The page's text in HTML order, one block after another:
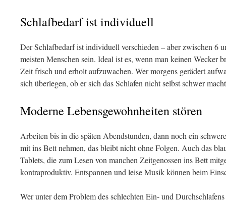
Schlafbedarf ist individuell
Der Schlafbedarf ist individuell verschieden – aber zwischen 6
meisten Menschen sein. Ideal ist es, wenn man keinen Wecker
Zeit frisch und erholt aufzuwachen. Wer morgens gerädert
sich überlegen, ob er sich das Schlafen nicht selbst schwer
Moderne Lebensgewohnheiten stören
Arbeiten bis in die späten Abendstunden, dann noch ein
mit ins Bett nehmen, das bleibt nicht ohne Folgen. Auch das
Tablets, die zum Lesen von manchen Zeitgenossen ins Bett
kontraproduktiv. Entspannen und leise Musik können beim
Wer unter dem Problem des schlechten Ein- und